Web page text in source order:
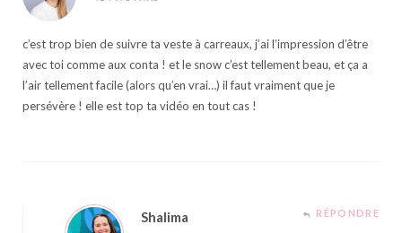
c’est trop bien de suivre ta veste à carreaux, j’ai l’impression d’être
avec toi comme aux conta ! et le snow c’est tellement beau, et ça a
l’air tellement facile (alors qu’en vrai…) il faut vraiment que je
persévère ! elle est top ta vidéo en tout cas !
Shalima RÉPONDRE